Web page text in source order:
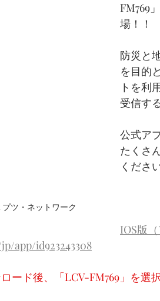
ツ・ネットワーク
FM769
場！！
防災と
を目的
トを利
受信す
公式ア
たくさ
くださ
IOS版
app/id923243308
ード後、「LCV-FM769」を選